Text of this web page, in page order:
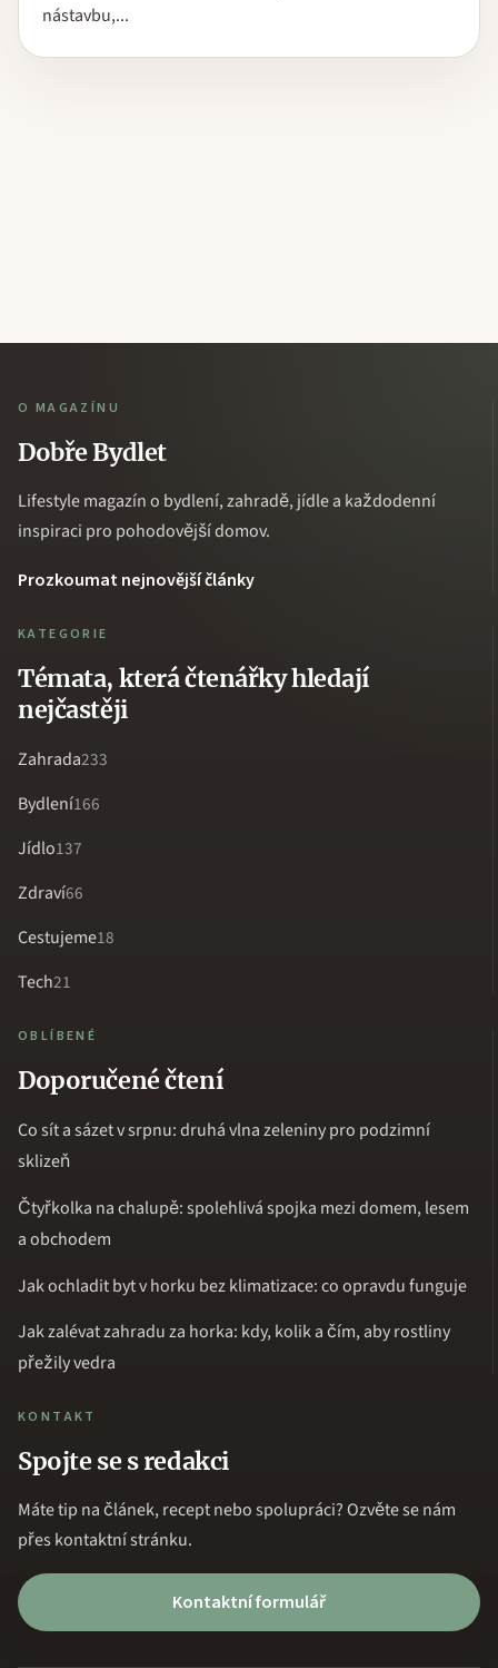
nástavbu,...
O MAGAZÍNU
Dobře Bydlet
Lifestyle magazín o bydlení, zahradě, jídle a každodenní
inspiraci pro pohodovější domov.
Prozkoumat nejnovější články
KATEGORIE
Témata, která čtenářky hledají
nejčastěji
Zahrada233
Bydlení166
Jídlo137
Zdraví66
Cestujeme18
Tech21
OBLÍBENÉ
Doporučené čtení
Co sít a sázet v srpnu: druhá vlna zeleniny pro podzimní
sklizeň
Čtyřkolka na chalupě: spolehlivá spojka mezi domem, lesem
a obchodem
Jak ochladit byt v horku bez klimatizace: co opravdu funguje
Jak zalévat zahradu za horka: kdy, kolik a čím, aby rostliny
přežily vedra
KONTAKT
Spojte se s redakci
Máte tip na článek, recept nebo spolupráci? Ozvěte se nám
přes kontaktní stránku.
Kontaktní formulář